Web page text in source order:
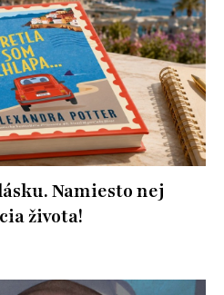
Namiesto nej
života!